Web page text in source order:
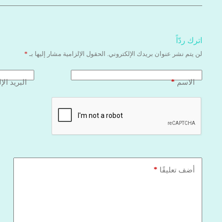
اترك ردّاً
لن يتم نشر عنوان بريدك الإلكتروني. الحقول الإلزامية مشار إليها بـ *
الاسم* البريد
أضف تعليقًا *